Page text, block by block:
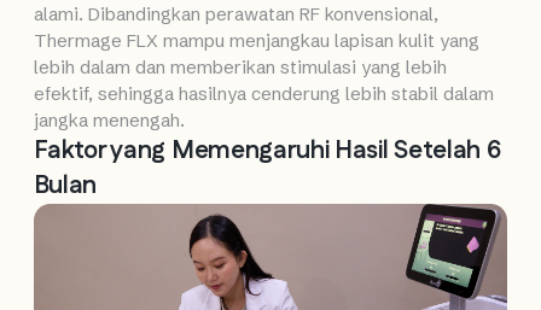
alami. Dibandingkan perawatan RF konvensional,
Thermage FLX mampu menjangkau lapisan kulit yang
lebih dalam dan memberikan stimulasi yang lebih
efektif, sehingga hasilnya cenderung lebih stabil dalam
jangka menengah.
Faktor yang Memengaruhi Hasil Setelah 6
Bulan